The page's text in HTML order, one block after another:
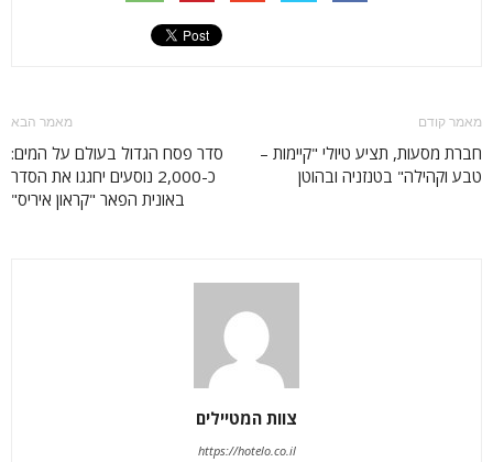
מאמר קודם
חברת מסעות, תציע טיולי "קיימות –
טבע וקהילה" בטנזניה ובהוטן
מאמר הבא
סדר פסח הגדול בעולם על המים:
כ-2,000 נוסעים יחגגו את הסדר
באונית הפאר "קראון איריס"
צוות המטיילים
https://hotelo.co.il